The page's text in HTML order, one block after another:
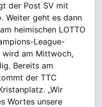
der Post SV mit
Weiter geht es dann
heimischen LOTTO
League-
wird am Mittwoch,
Bereits am
der TTC
„Wir
Wortes unsere